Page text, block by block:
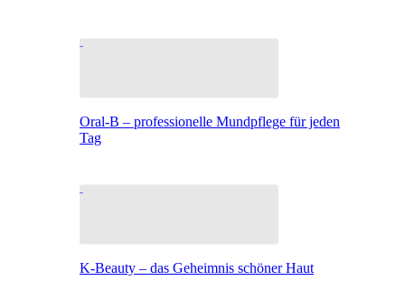
Oral-B – professionelle Mundpflege für jeden
Tag
K-Beauty – das Geheimnis schöner Haut